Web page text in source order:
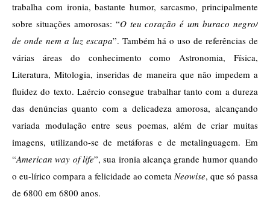
trabalha com ironia, bastante humor, sarcasmo, principalmente
sobre situações amorosas: “O teu coração é um buraco negro/
de onde nem a luz escapa”. Também há o uso de referências de
várias áreas do conhecimento como Astronomia, Física,
Literatura, Mitologia, inseridas de maneira que não impedem a
fluidez do texto. Laércio consegue trabalhar tanto com a dureza
das denúncias quanto com a delicadeza amorosa, alcançando
variada modulação entre seus poemas, além de criar muitas
imagens, utilizando-se de metáforas e de metalinguagem. Em
“American way of life”, sua ironia alcança grande humor quando
o eu-lírico compara a felicidade ao cometa Neowise, que só passa
de 6800 em 6800 anos.